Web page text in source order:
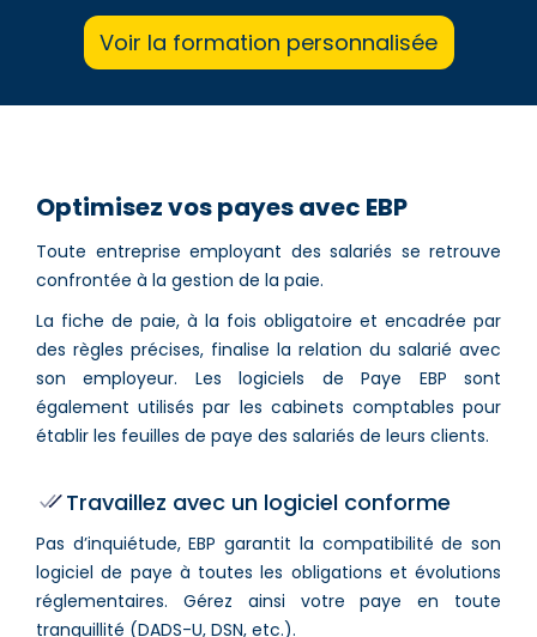
Voir la formation personnalisée
Optimisez vos payes avec EBP
Toute entreprise employant des salariés se retrouve
confrontée à la gestion de la paie.
La fiche de paie, à la fois obligatoire et encadrée par
des règles précises, finalise la relation du salarié avec
son employeur. Les logiciels de Paye EBP sont
également utilisés par les cabinets comptables pour
établir les feuilles de paye des salariés de leurs clients.
Travaillez avec un logiciel conforme
Pas d’inquiétude, EBP garantit la compatibilité de son
logiciel de paye à toutes les obligations et évolutions
réglementaires. Gérez ainsi votre paye en toute
tranquillité (DADS-U, DSN, etc.).